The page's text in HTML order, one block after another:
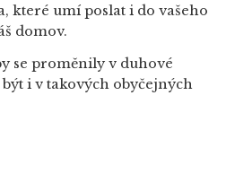
které umí poslat i do vašeho
domov.
se proměnily v duhové
i v takových obyčejných